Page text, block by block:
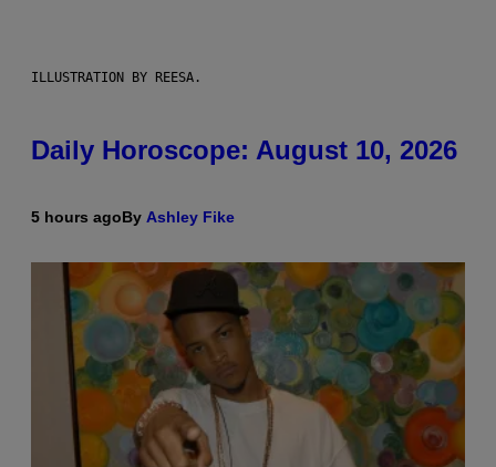
ILLUSTRATION BY REESA.
Daily Horoscope: August 10, 2026
5 hours agoBy Ashley Fike